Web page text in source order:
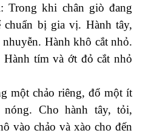
Trong khi chân giò đang
chuẩn bị gia vị. Hành tây,
Hành khô cắt nhỏ.
Hành tím và ớt đỏ cắt nhỏ
một chảo riêng, đổ một ít
Cho hành tây, tỏi,
vào chảo và xào cho đến